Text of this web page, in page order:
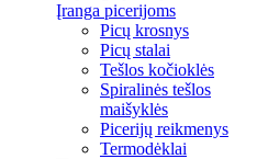
Įranga picerijoms
Picų krosnys
Picų stalai
Tešlos kočioklės
Spiralinės tešlos
maišyklės
Picerijų reikmenys
Termodėklai